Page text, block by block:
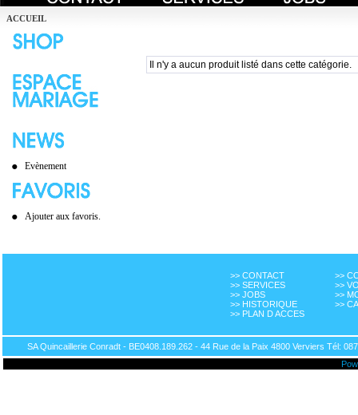
ACCUEIL
Evènement
Ajouter aux favoris.
Il n'y a aucun produit listé dans cette catégorie.
>> CONTACT
>> SERVICES
>> JOBS
>> HISTORIQUE
>> PLAN D ACCES
>>
>>
>>
>>
SA Quincaillerie Conradt - BE0408.189.262 - 44 Rue de la Paix 4800 Verviers Tél: